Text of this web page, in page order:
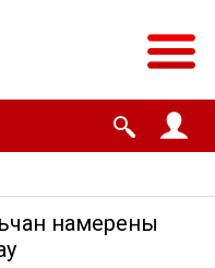
намерены